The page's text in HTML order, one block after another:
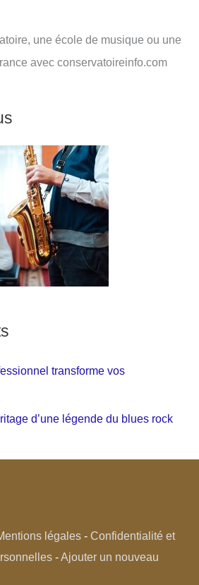
une école de musique ou une
avec conservatoireinfo.com
transforme vos
d’une légende du blues rock
légales- Confidentialité et
-Ajouter un nouveau